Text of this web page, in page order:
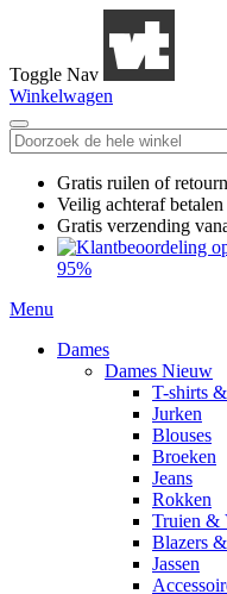
Toggle Nav
Winkelwagen
Gratis ruilen of
Veilig achteraf betalen
Gratis verzending
95%
Menu
Dames
Dames Nieuw
T-shirts
Jurken
Blouses
Broeken
Jeans
Rokken
Truien &
Blazers
Jassen